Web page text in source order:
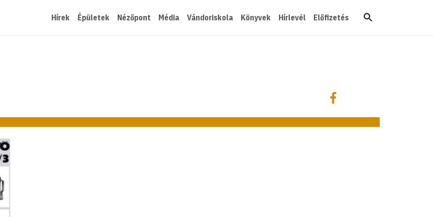
Hírek Épületek Nézőpont Média Vándoriskola Könyvek Hírlevél Előfizetés
Megosztás
Megosztás Facebookon